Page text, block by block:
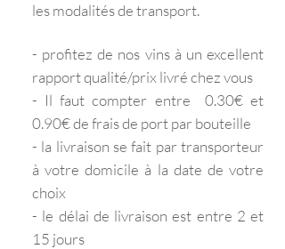
les modalités de transport.
- profitez de nos vins à un excellent
rapport qualité/prix livré chez vous
- Il faut compter entre 0.30€ et
0.90€ de frais de port par bouteille
- la livraison se fait par transporteur
à votre domicile à la date de votre
choix
- le délai de livraison est entre 2 et
15 jours